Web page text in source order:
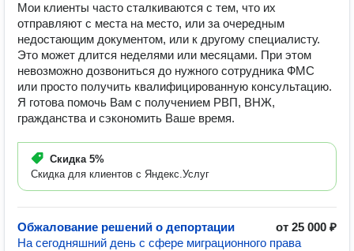
Мои клиенты часто сталкиваются с тем, что их
отправляют с места на место, или за очередным
недостающим документом, или к другому специалисту.
Это может длится неделями или месяцами. При этом
невозможно дозвониться до нужного сотрудника ФМС
или просто получить квалифицированную консультацию.
Я готова помочь Вам с получением РВП, ВНЖ,
гражданства и сэкономить Ваше время.
Скидка 5%
Скидка для клиентов с Яндекс.Услуг
Обжалование решений о депортации
от 25 000 ₽
На сегодняшний день с сфере миграционного права